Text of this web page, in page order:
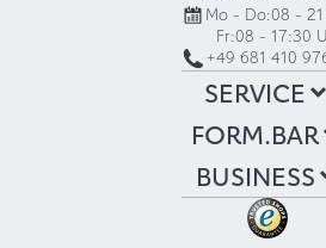
Mo - Do:08 -
Fr:08 - 17:30
+49 681 410
SERVICE
FORM.BAR
BUSINESS